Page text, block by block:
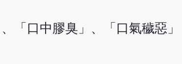
「口中膠臭」、「口氣穢惡」